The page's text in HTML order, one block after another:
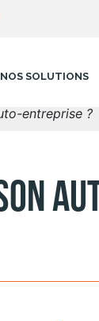
NOS SOLUTIONS
entreprise ?